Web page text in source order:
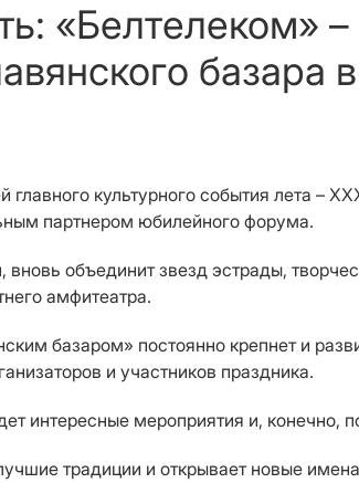
«Белтелеком»
базара
культурного события лета –
партнером юбилейного форума.
объединит звезд эстрады,
амфитеатра.
базаром» постоянно крепнет и
и участников праздника.
интересные мероприятия и, конечно,
традиции и открывает новые